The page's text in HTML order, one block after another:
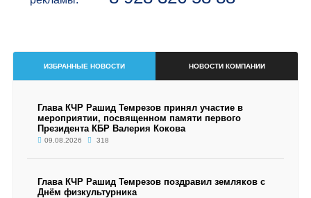
ИЗБРАННЫЕ НОВОСТИ НОВОСТИ КОМПАНИИ
Глава КЧР Рашид Темрезов принял участие в
мероприятии, посвященном памяти первого
Президента КБР Валерия Кокова
09.08.2026 318
Глава КЧР Рашид Темрезов поздравил земляков с
Днём физкультурника